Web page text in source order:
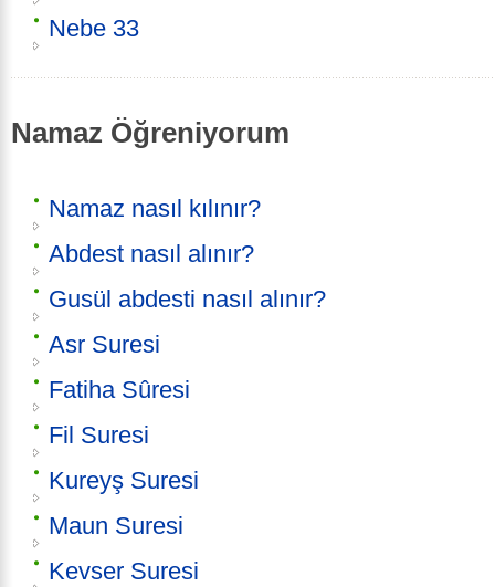
Nebe 33
Namaz Öğreniyorum
Namaz nasıl kılınır?
Abdest nasıl alınır?
Gusül abdesti nasıl alınır?
Asr Suresi
Fatiha Sûresi
Fil Suresi
Kureyş Suresi
Maun Suresi
Kevser Suresi